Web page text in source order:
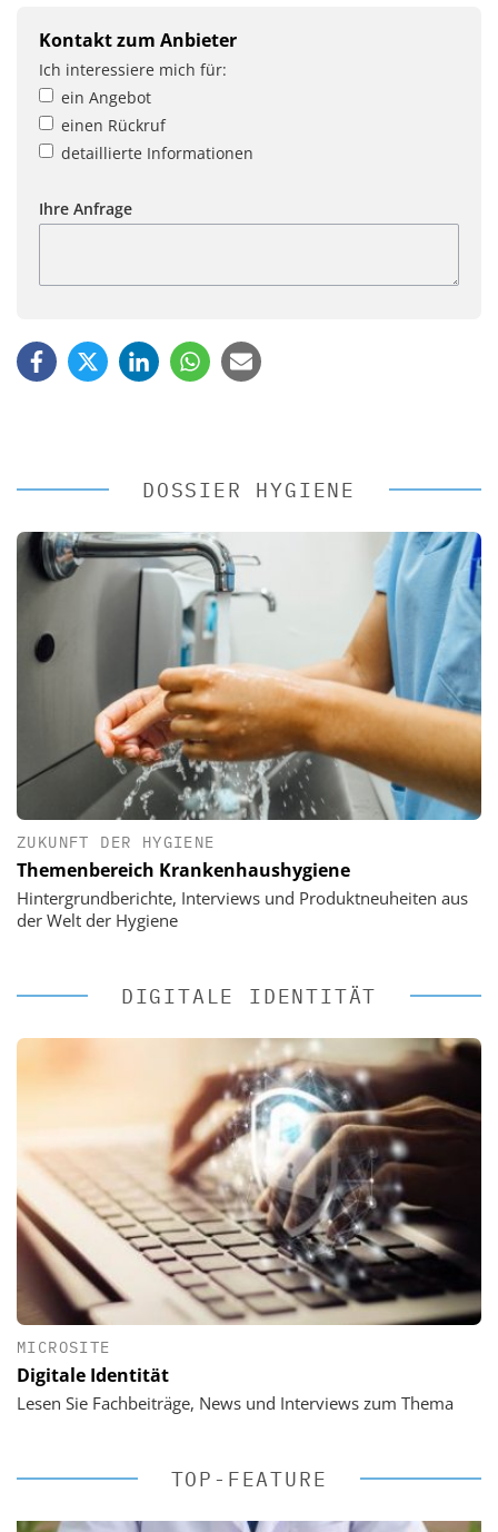
Kontakt zum Anbieter
Ich interessiere mich für:
ein Angebot
einen Rückruf
detaillierte Informationen
Ihre Anfrage
DOSSIER HYGIENE
ZUKUNFT DER HYGIENE
Themenbereich Krankenhaushygiene
Hintergrundberichte, Interviews und Produktneuheiten aus
der Welt der Hygiene
DIGITALE IDENTITÄT
MICROSITE
Digitale Identität
Lesen Sie Fachbeiträge, News und Interviews zum Thema
TOP-FEATURE